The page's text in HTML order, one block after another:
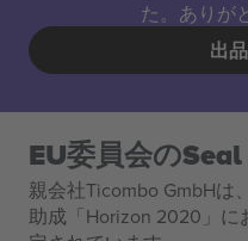
た。ありが
出
EU委員会の
親会社Ticombo GmbHは
助成「Horizon 2020」に